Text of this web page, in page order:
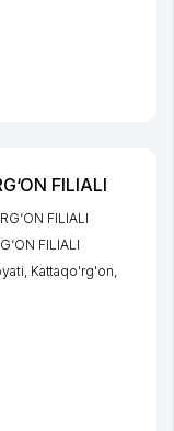
FILIALI
FILIALI
FILIALI
, Kattaqo'rg'on,